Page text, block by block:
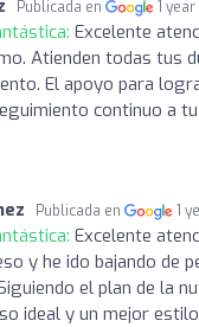
Publicada en 1
Excelente
Atienden todas tus
El apoyo para
continuo a
Publicada en 1
Excelente
y he ido bajando de
el plan de la
ideal y un mejor